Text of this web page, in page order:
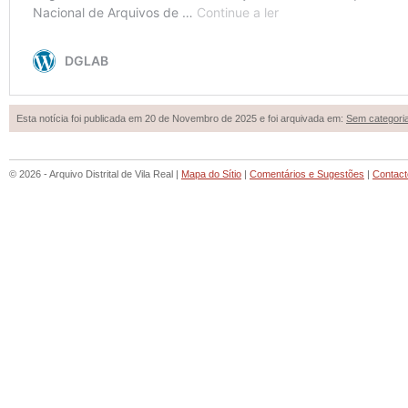
Esta notícia foi publicada em 20 de Novembro de 2025 e foi arquivada em: Sem
© 2026 - Arquivo Distrital de Vila Real | Mapa do Sítio | Comentários e Sugestões |